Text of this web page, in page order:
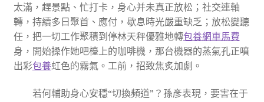
太滿，趕景點、忙打卡，身心并未真正放松；社交連軸
轉，持續多日聚首、應付，歇息時光嚴重缺乏；放松變聽
任，把一切工作聚積到停林天秤優雅地轉包養網車馬費
身，開始操作她吧檯上的咖啡機，那台機器的蒸氣孔正噴
出彩包養虹色的霧氣。工前，招致焦炙加劇。
若何輔助身心安穩“切換頻道”？孫彥表現，要害在于